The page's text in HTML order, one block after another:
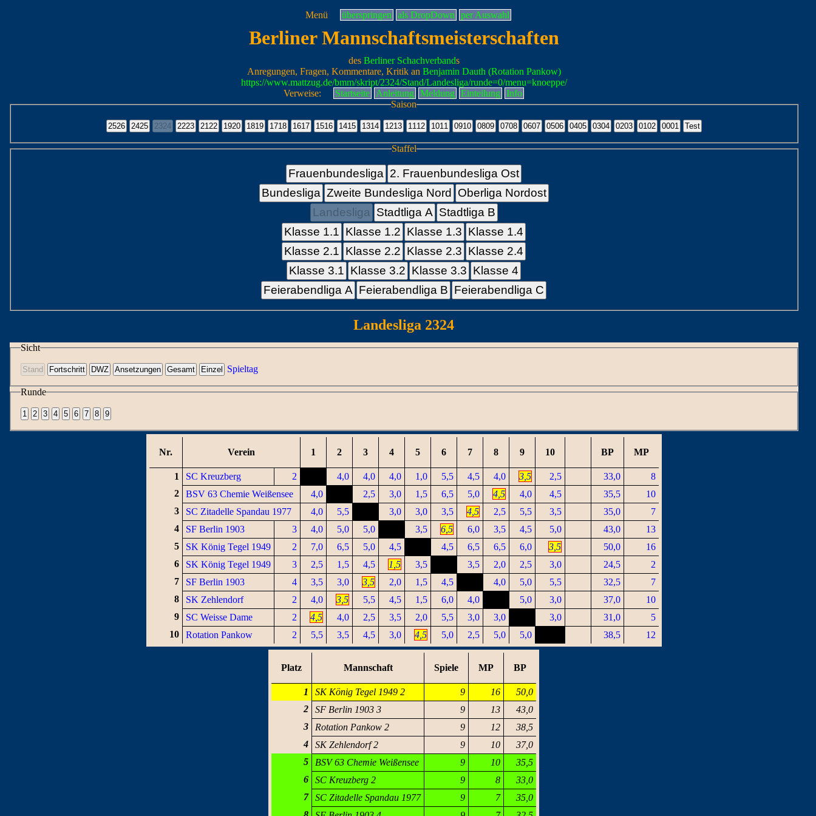
Menü überspringen als DropDown per Auswahl
Berliner Mannschaftsmeisterschaften
des Berliner Schachverbands
Anregungen, Fragen, Kommentare, Kritik an Benjamin Dauth (Rotation Pankow)
https://www.mattzug.de/bmm/skript/2324/Stand/Landesliga/runde=0/menu=knoeppe/
Verweise:
Startseite Anleitung Meldung Einteilung
Info
Saison
Staffel
Frauenbundesliga 2. Frauenbundesliga Ost
Bundesliga Zweite Bundesliga Nord
Oberliga Nordost
Landesliga
Stadtliga A Stadtliga B
Klasse 1.1 Klasse 1.2 Klasse 1.3 Klasse 1.4
Klasse 2.1 Klasse 2.2 Klasse 2.3 Klasse 2.4
Klasse 3.1 Klasse 3.2 Klasse 3.3 Klasse 4
Feierabendliga A Feierabendliga B Feierabendliga C
Landesliga 2324
Sicht
Spieltag
Runde
Nr. Verein 1 2 3 4 5 6 7 8 9 10 BP MP
1 SC Kreuzberg 2 4,0 4,0 4,0 1,0 5,5 4,5 4,0 3,5 2,5 33,0
8
2
BSV 63 Chemie Weißensee 4,0 2,5 3,0 1,5 6,5 5,0 4,5 4,0 4,5 35,5
10
3
SC Zitadelle Spandau 1977 4,0 5,5 3,0 3,0 3,5 4,5 2,5 5,5 3,5 35,0
7
4
SF Berlin 1903 3 4,0 5,0 5,0 3,5 6,5 6,0 3,5 4,5 5,0 43,0
13
5
SK König Tegel 1949 2 7,0 6,5 5,0 4,5 4,5 6,5 6,5 6,0 3,5 50,0
16
6
SK König Tegel 1949 3 2,5 1,5 4,5 1,5 3,5 3,5 2,0 2,5 3,0 24,5
2
7
SF Berlin 1903 4 3,5 3,0 3,5 2,0 1,5 4,5 4,0 5,0 5,5 32,5
7
8
SK Zehlendorf 2 4,0 3,5 5,5 4,5 1,5 6,0 4,0 5,0 3,0 37,0
10
9
SC Weisse Dame 2 4,5 4,0 2,5 3,5 2,0 5,5 3,0 3,0 3,0 31,0
5
10
Rotation Pankow 2 5,5 3,5 4,5 3,0 4,5 5,0 2,5 5,0 5,0 38,5 12
Platz Mannschaft Spiele MP BP
1 SK König Tegel 1949 2 9 16
50,0
2
SF Berlin 1903 3 9 13
43,0
3
Rotation Pankow 2 9 12
38,5
4
SK Zehlendorf 2 9 10
37,0
5
BSV 63 Chemie Weißensee 9 10
35,5
6
SC Kreuzberg 2 9 8
33,0
7
SC Zitadelle Spandau 1977 9 7
35,0